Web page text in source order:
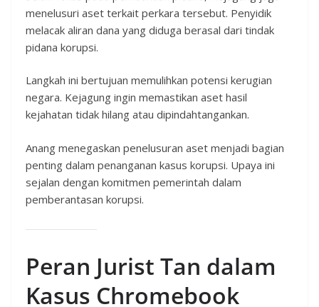
menelusuri aset terkait perkara tersebut. Penyidik
melacak aliran dana yang diduga berasal dari tindak
pidana korupsi.
Langkah ini bertujuan memulihkan potensi kerugian
negara. Kejagung ingin memastikan aset hasil
kejahatan tidak hilang atau dipindahtangankan.
Anang menegaskan penelusuran aset menjadi bagian
penting dalam penanganan kasus korupsi. Upaya ini
sejalan dengan komitmen pemerintah dalam
pemberantasan korupsi.
Peran Jurist Tan dalam
Kasus Chromebook